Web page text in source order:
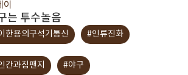
는 투수놀음
한용의구석기통신 #인류진화
간과침팬지 #야구